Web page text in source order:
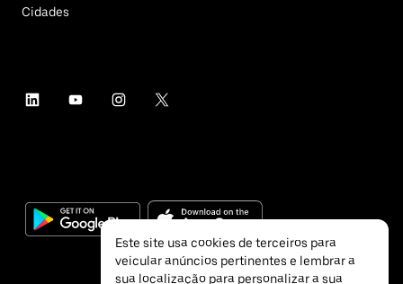
Cidades
Este site usa cookies de terceiros para
veicular anúncios pertinentes e lembrar a
sua localização para personalizar a sua